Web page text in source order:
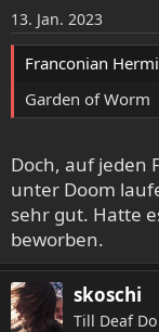
13. Jan. 2023
Franconian
Garden of Worm
Doch, auf jeden
unter Doom
sehr gut. Hatte
beworben.
skoschi
Till Deaf